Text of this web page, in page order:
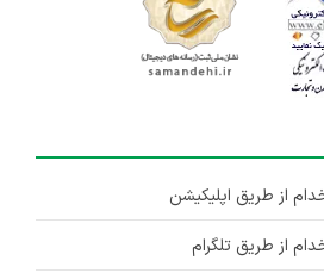
از طریق اپلیکیشن
از طریق تلگرام